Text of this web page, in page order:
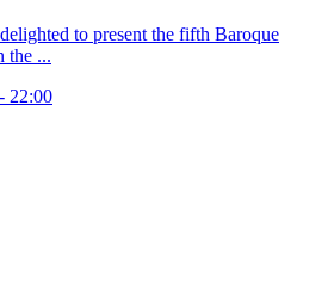
to present the fifth Baroque
the ...
22:00